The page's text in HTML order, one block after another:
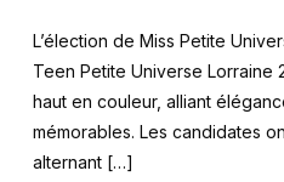
L’élection de Miss Petite
Teen Petite Universe Lorraine
haut en couleur, alliant
mémorables. Les candidates
alternant […]